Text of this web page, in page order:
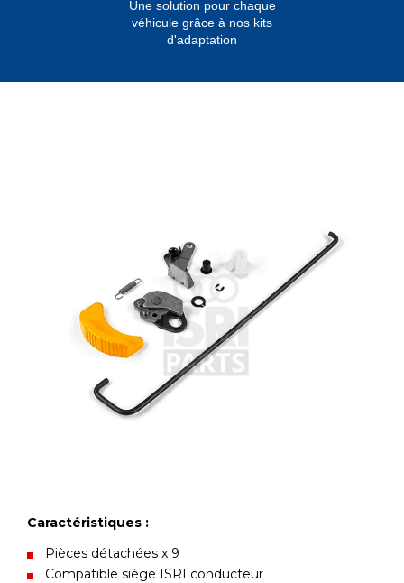
Une solution pour chaque
véhicule grâce à nos kits
d'adaptation
Caractéristiques :
Pièces détachées x 9
Compatible siège ISRI conducteur